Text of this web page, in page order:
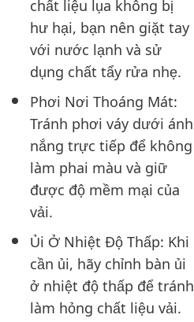
hư hại, bạn nên giặt tay
với nước lạnh và sử
dụng chất tẩy rửa nhẹ.
Phơi Nơi Thoáng Mát:
Tránh phơi váy dưới ánh
nắng trực tiếp để không
làm phai màu và giữ
được độ mềm mại của
vải.
Ủi Ở Nhiệt Độ Thấp: Khi
cần ủi, hãy chỉnh bàn ủi
ở nhiệt độ thấp để tránh
làm hỏng chất liệu vải.